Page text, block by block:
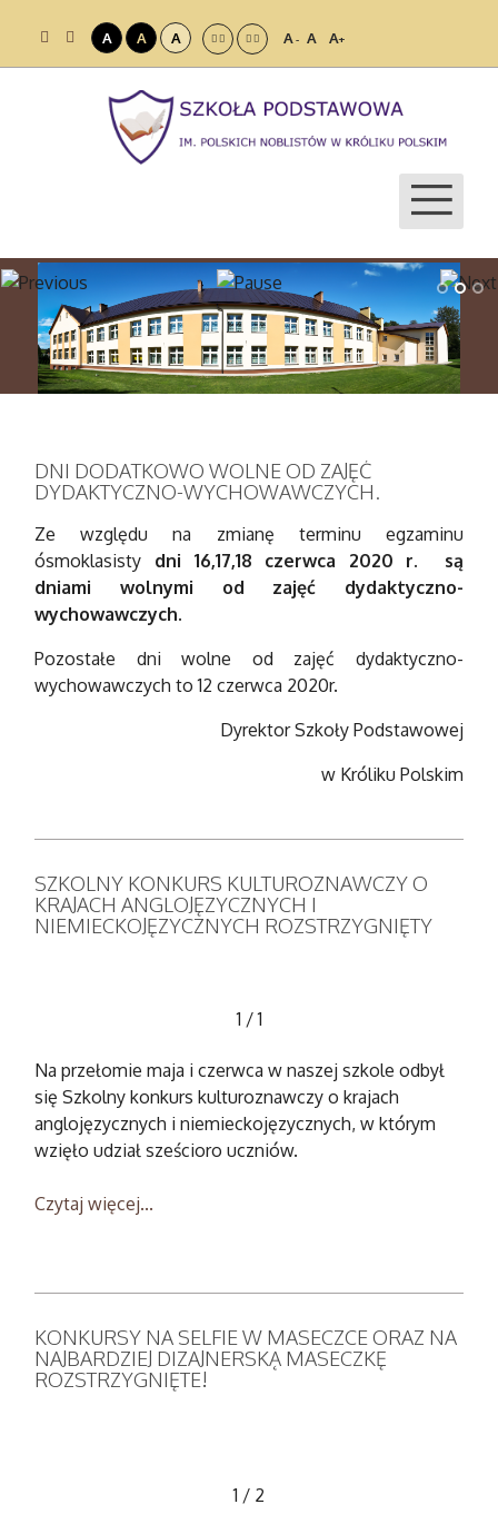
A A A A- A A+
DNI DODATKOWO WOLNE OD ZAJĘĆ
DYDAKTYCZNO-WYCHOWAWCZYCH.
Ze względu na zmianę terminu egzaminu
ósmoklasisty dni 16,17,18 czerwca 2020 r. są
dniami wolnymi od zajęć dydaktyczno-
wychowawczych.
Pozostałe dni wolne od zajęć dydaktyczno-
wychowawczych to 12 czerwca 2020r.
Dyrektor Szkoły Podstawowej
w Króliku Polskim
SZKOLNY KONKURS KULTUROZNAWCZY O
KRAJACH ANGLOJĘZYCZNYCH I
NIEMIECKOJĘZYCZNYCH ROZSTRZYGNIĘTY
1 /1
Na przełomie maja i czerwca w naszej szkole odbył
się Szkolny konkurs kulturoznawczy o krajach
anglojęzycznych i niemieckojęzycznych, w którym
wzięło udział sześcioro uczniów.
Czytaj więcej...
KONKURSY NA SELFIE W MASECZCE ORAZ NA
NAJBARDZIEJ DIZAJNERSKĄ MASECZKĘ
ROZSTRZYGNIĘTE!
1 / 2